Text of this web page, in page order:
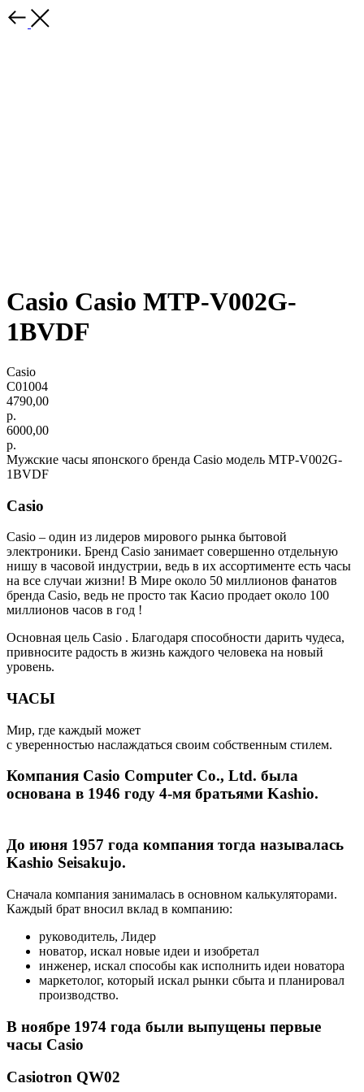
Casio Casio MTP-V002G-
1BVDF
Casio
C01004
4790,00
р.
6000,00
р.
Мужские часы японского бренда Casio модель MTP-V002G-
1BVDF
Casio
Casio – один из лидеров мирового рынка бытовой
электроники. Бренд Casio занимает совершенно отдельную
нишу в часовой индустрии, ведь в их ассортименте есть часы
на все случаи жизни! В Мире около 50 миллионов фанатов
бренда Casio, ведь не просто так Касио продает около 100
миллионов часов в год !
Основная цель Casio . Благодаря способности дарить чудеса,
привносите радость в жизнь каждого человека на новый
уровень.
ЧАСЫ
Мир, где каждый может
с уверенностью наслаждаться своим собственным стилем.
Компания Casio Computer Co., Ltd. была
основана в 1946 году 4-мя братьями Kashio.
До июня 1957 года компания тогда называлась
Kashio Seisakujo.
Сначала компания занималась в основном калькуляторами.
Каждый брат вносил вклад в компанию:
руководитель, Лидер
новатор, искал новые идеи и изобретал
инженер, искал способы как исполнить идеи новатора
маркетолог, который искал рынки сбыта и планировал
производство.
В ноябре 1974 года были выпущены первые
часы Casio
Casiotron QW02